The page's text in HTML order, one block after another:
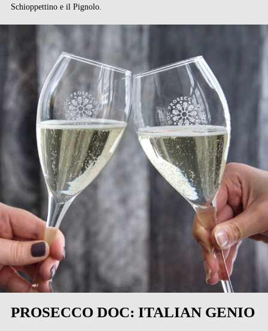
Schioppettino e il Pignolo.
PROSECCO DOC: ITALIAN GENIO